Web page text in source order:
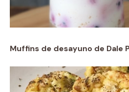
Muffins de desayuno de Dale